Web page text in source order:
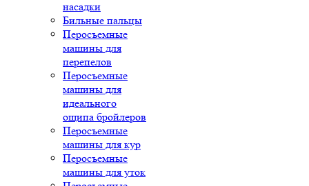
насадки
Бильные пальцы
Перосъемные
машины для
перепелов
Перосъемные
машины для
идеального
ощипа бройлеров
Перосъемные
машины для кур
Перосъемные
машины для уток